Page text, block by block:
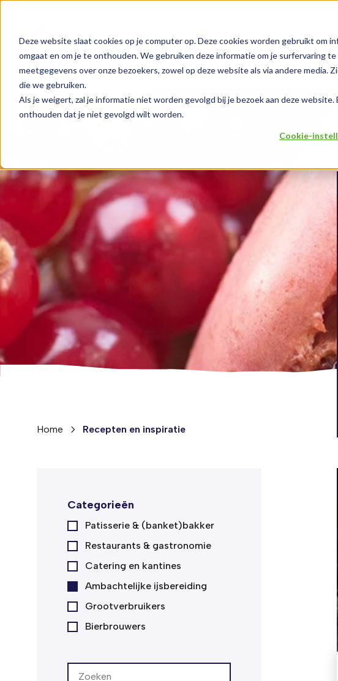
Deze website slaat cookies op je computer op. Deze cookies worden gebruikt om
omgaat en om je te onthouden. We gebruiken deze informatie om je surfervaring
meetgegevens over onze bezoekers, zowel op deze website als via andere media.
die we gebruiken.
Als je weigert, zal je informatie niet worden gevolgd bij je bezoek aan deze
onthouden dat je niet gevolgd wilt worden.
Cookie-
Assortiment Partnerships Over
Home Recepten en inspiratie
Categorieën
Patisserie & (banket)bakker
Restaurants & gastronomie
Catering en kantines
Ambachtelijke ijsbereiding
Grootverbruikers
Bierbrouwers